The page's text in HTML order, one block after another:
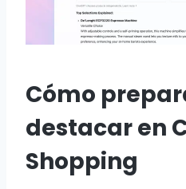
Cómo
destacar en
Shopping